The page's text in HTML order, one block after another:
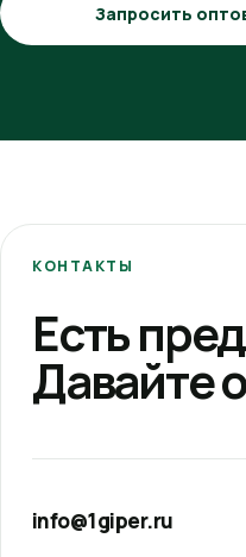
Запросить
КОНТАКТЫ
Есть
Давайте
info@1giper.ru